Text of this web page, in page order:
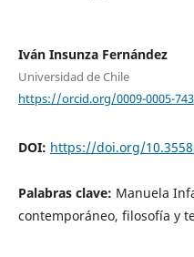
Iván Insunza Fernández
Universidad de Chile
https://orcid.org/0009-0005-
DOI: https://doi.org/
Palabras clave: Manuela
contemporáneo, filosofía y